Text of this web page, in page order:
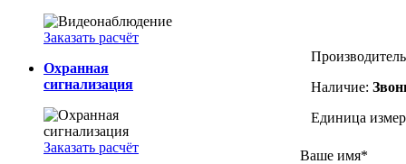
Заказать расчёт
Охранная
сигнализация
Заказать расчёт
Наличие:
Единица
Ваше имя*